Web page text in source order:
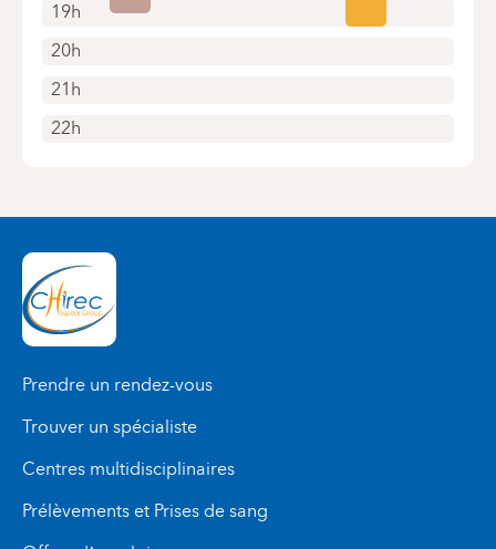
19h
20h
21h
22h
Prendre un rendez-vous
Trouver un spécialiste
Centres multidisciplinaires
Prélèvements et Prises de sang